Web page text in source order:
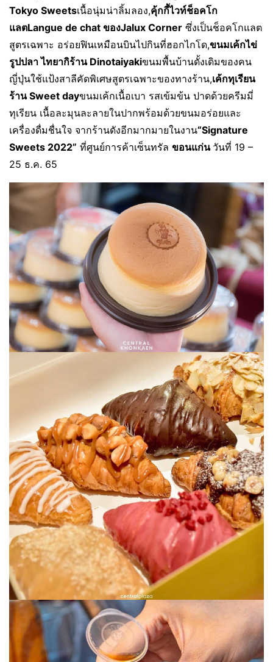
Tokyo Sweetsเนื้อนุ่มน่าลิ้มลอง,คุ้กกี้ไวท์ช็อคโก
แลตLangue de chat ของJalux Corner ซึ่งเป็นช็อคโกแลต
สูตรเฉพาะ อร่อยฟินเหมือนบินไปกินที่ฮอกไกโด,ขนมเค้กไข่
รูปปลา ไทยากิร้าน Dinotaiyakiขนมพื้นบ้านดั้งเดิมของคน
ญี่ปุ่นใช้แป้งสาลีคัดพิเศษสูตรเฉพาะของทางร้าน,เค้กทุเรียน
ร้านSweet dayขนมเค้กเนื้อเบา รสเข้มข้น ปาดด้วยครีมมี่
ทุเรียน เนื้อละมุนละลายในปากพร้อมด้วยขนมอร่อยและ
เครื่องดื่มชื่นใจ จากร้านดังอีกมากมายในงาน“Signature
Sweets 2022” ที่ศูนย์การค้าเซ็นทรัล ขอนแก่น วันที่ 19 –
25 ธ.ค. 65